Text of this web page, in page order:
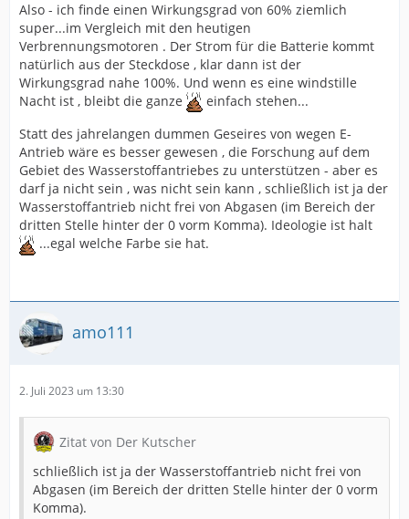
Also - ich finde einen Wirkungsgrad von 60% ziemlich
super...im Vergleich mit den heutigen
Verbrennungsmotoren . Der Strom für die Batterie kommt
natürlich aus der Steckdose , klar dann ist der
Wirkungsgrad nahe 100%. Und wenn es eine windstille
Nacht ist , bleibt die ganze
einfach stehen...
Statt des jahrelangen dummen Geseires von wegen E-
Antrieb wäre es besser gewesen , die Forschung auf dem
Gebiet des Wasserstoffantriebes zu unterstützen - aber es
darf ja nicht sein , was nicht sein kann , schließlich ist ja der
Wasserstoffantrieb nicht frei von Abgasen (im Bereich der
dritten Stelle hinter der 0 vorm Komma). Ideologie ist halt
...egal welche Farbe sie hat.
amo111
2. Juli 2023 um 13:30
Zitat von Der Kutscher
schließlich ist ja der Wasserstoffantrieb nicht frei von
Abgasen (im Bereich der dritten Stelle hinter der 0 vorm
Komma).